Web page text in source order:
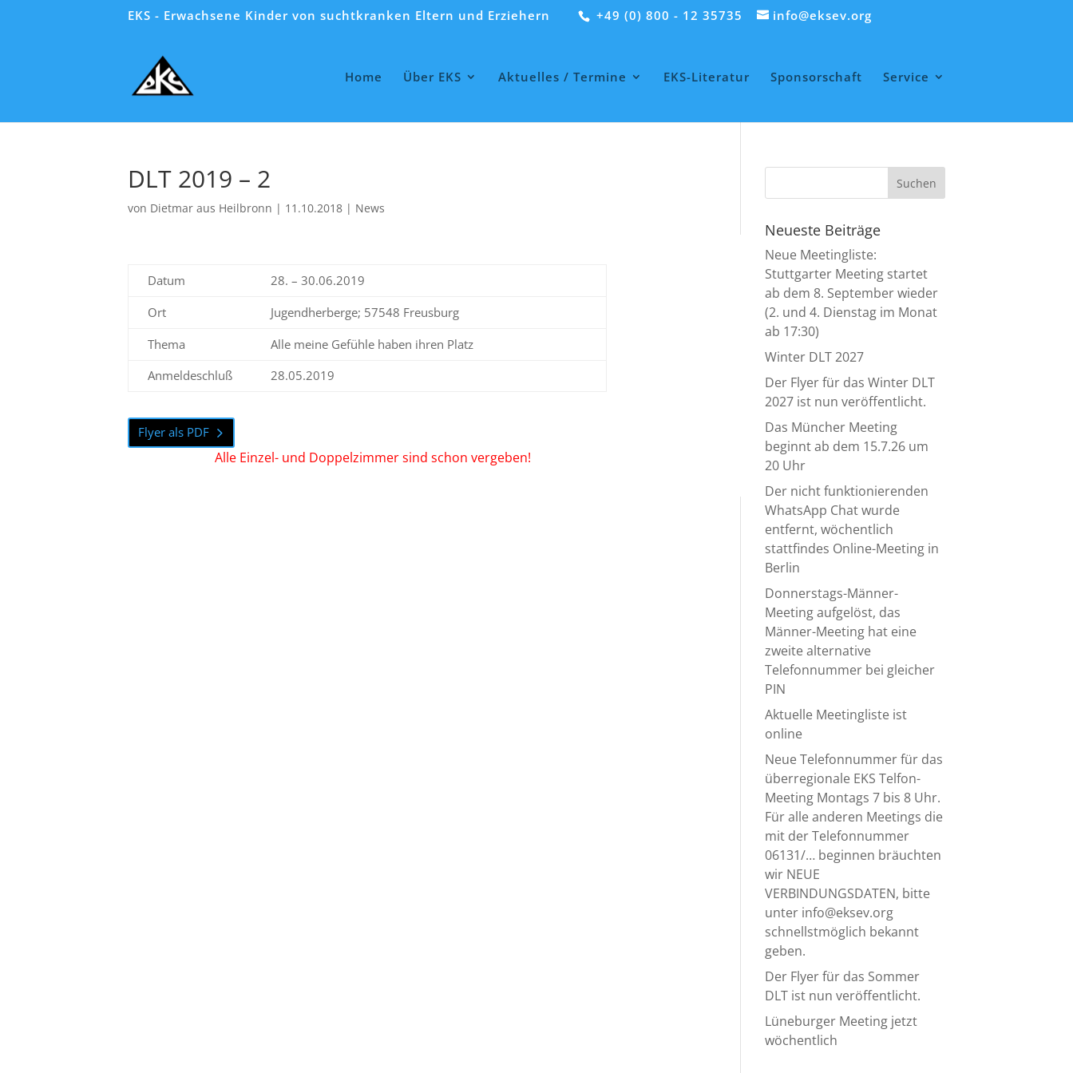
EKS - Erwachsene Kinder von suchtkranken Eltern und Erziehern +49 (0) 800 - 12 35735 info@eksev.org
Home Über EKS Aktuelles / Termine EKS-Literatur Sponsorschaft Service
DLT 2019 – 2
von Dietmar aus Heilbronn | 11.10.2018 | News
Datum
28. – 30.06.2019
Ort
Jugendherberge; 57548 Freusburg
Thema
Alle meine Gefühle haben ihren Platz
Anmeldeschluß
28.05.2019
Flyer als PDF
Alle Einzel- und Doppelzimmer sind schon vergeben!
Neueste Beiträge
Neue Meetingliste:
Stuttgarter Meeting startet
ab dem 8. September wieder
(2. und 4. Dienstag im Monat
ab 17:30)
Winter DLT 2027
Der Flyer für das Winter DLT
2027 ist nun veröffentlicht.
Das Müncher Meeting
beginnt ab dem 15.7.26 um
20 Uhr
Der nicht funktionierenden
WhatsApp Chat wurde
entfernt, wöchentlich
stattfindes Online-Meeting in
Berlin
Donnerstags-Männer-
Meeting aufgelöst, das
Männer-Meeting hat eine
zweite alternative
Telefonnummer bei gleicher
PIN
Aktuelle Meetingliste ist
online
Neue Telefonnummer für das
überregionale EKS Telfon-
Meeting Montags 7 bis 8 Uhr.
Für alle anderen Meetings die
mit der Telefonnummer
06131/… beginnen bräuchten
wir NEUE
VERBINDUNGSDATEN, bitte
unter info@eksev.org
schnellstmöglich bekannt
geben.
Der Flyer für das Sommer
DLT ist nun veröffentlicht.
Lüneburger Meeting jetzt
wöchentlich